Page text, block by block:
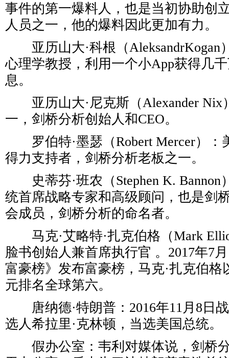
事件的第一爆料人，也是当初协助创
人员之一，他的爆料因此更加有力。
亚历山大·科根（AleksandrKogan
心理学教授，利用一个小App获得几
息。
亚历山大·尼克斯（Alexander Nix
一，剑桥分析创始人和CEO。
罗伯特·墨瑟（Robert Mercer）：
得力支持者，剑桥分析老板之一。
史蒂芬·班农（Stephen K. Bannon
统首席战略专家和高级顾问，也是剑
会成员，剑桥分析的命名者。
马克·艾略特·扎克伯格（Mark
脸书创始人兼首席执行官 。2017年7
富豪榜》发布富豪榜，马克·扎克伯格
元排名全球第六。
唐纳德·特朗普：2016年11月8日
选人希拉里·克林顿，当选美国总统。
假办公室：韦利对媒体说，剑桥